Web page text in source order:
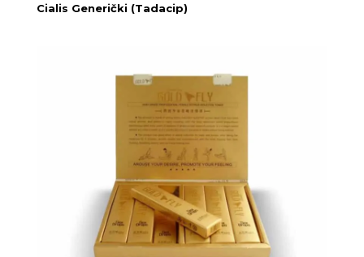
Cialis Generički (Tadacip)